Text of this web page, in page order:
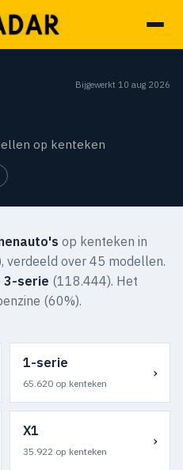
Bijgewerkt 10 aug 2026
op kenteken
op kenteken in
verdeeld over 45 modellen.
3-serie (118.444). Het
(60%).
1-serie
65.620 op kenteken
›
X1
35.922 op kenteken
›